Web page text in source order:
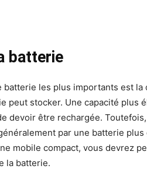
batterie
batterie les plus importants est
peut stocker. Une capacité plus
devoir être rechargée.
par une batterie
mobile compact, vous devrez
la batterie.